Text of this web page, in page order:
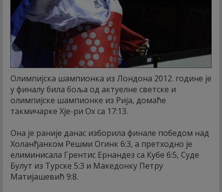
Олимпијска шампионка из Лондона 2012. године је
у финалу била боља од актуелне светске и
олимпијске шампионке из Рија, домаће
такмичарке Хје-ри Ох са 17:13.
Она је раније данас изборила финале победом над
Холанђанком Решми Огинк 6:3, а претходно је
елиминисала Грентис Ернандез са Кубе 6:5, Суде
Булут из Турске 5:3 и Македонку Петру
Матијашевић 9:8.